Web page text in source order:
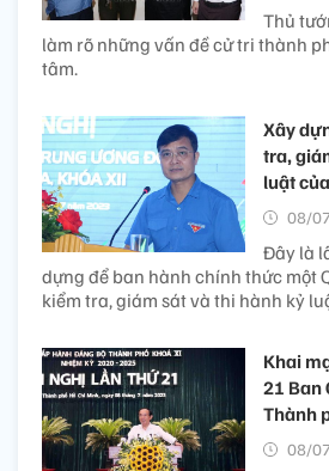
Thủ
làm rõ những vấn đề cử tri thành
tâm.
Xây
tra,
luật
08/
Đây là
dựng để ban hành chính thức một
kiểm tra, giám sát và thi hành kỷ
Khai
21 Ban
Thành
08/